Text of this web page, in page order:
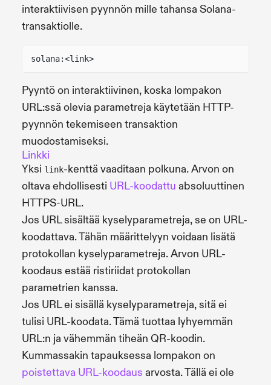
interaktiivisen pyynnön mille tahansa Solana-
transaktiolle.
solana:<link>
Pyyntö on interaktiivinen, koska lompakon
URL:ssä olevia parametreja käytetään HTTP-
pyynnön tekemiseen transaktion
muodostamiseksi.
Linkki
Yksi link-kenttä vaaditaan polkuna. Arvon on
oltava ehdollisesti URL-koodattu absoluuttinen
HTTPS-URL.
Jos URL sisältää kyselyparametreja, se on URL-
koodattava. Tähän määrittelyyn voidaan lisätä
protokollan kyselyparametreja. Arvon URL-
koodaus estää ristiriidat protokollan
parametrien kanssa.
Jos URL ei sisällä kyselyparametreja, sitä ei
tulisi URL-koodata. Tämä tuottaa lyhyemmän
URL:n ja vähemmän tiheän QR-koodin.
Kummassakin tapauksessa lompakon on
poistettava URL-koodaus arvosta. Tällä ei ole